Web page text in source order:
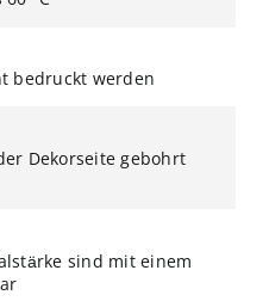
bedruckt werden
Dekorseite gebohrt
sind mit einem